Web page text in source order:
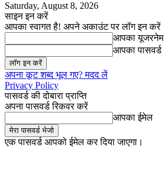
Saturday, August 8, 2026
साइन इन करें
आपका स्वागत है! अपने अकाउंट पर लॉग इन करें
आपका यूजरनेम
आपका पासवर्ड
अपना कूट शब्द भूल गए? मदद लें
Privacy Policy
पासवर्ड की दोबारा प्राप्ति
अपना पासवर्ड रिकवर करें
आपका ईमेल
एक पासवर्ड आपको ईमेल कर दिया जाएगा।